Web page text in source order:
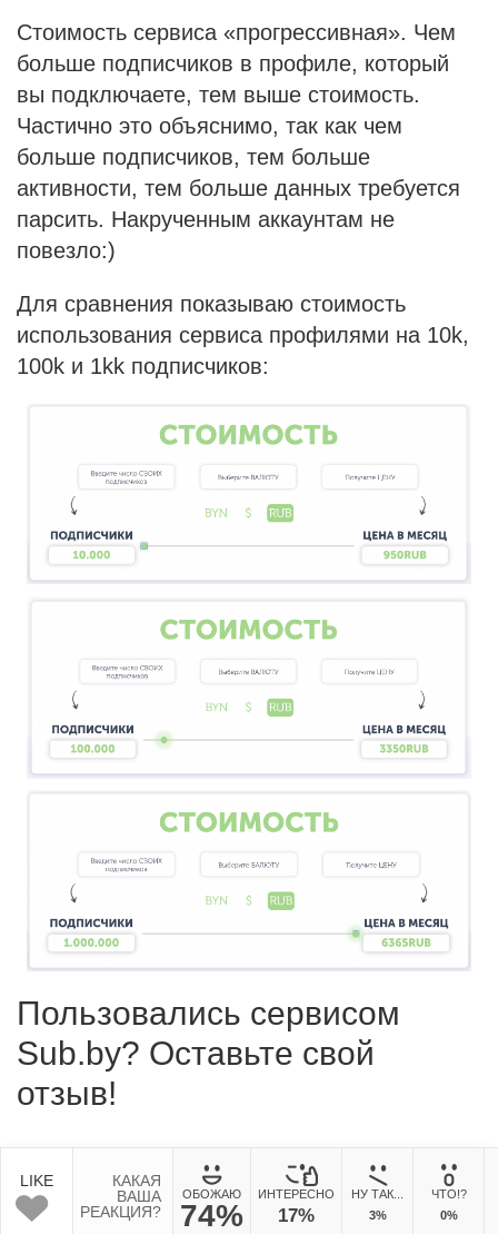
Стоимость сервиса «прогрессивная». Чем
больше подписчиков в профиле, который
вы подключаете, тем выше стоимость.
Частично это объяснимо, так как чем
больше подписчиков, тем больше
активности, тем больше данных требуется
парсить. Накрученным аккаунтам не
повезло:)
Для сравнения показываю стоимость
использования сервиса профилями на 10k,
100k и 1kk подписчиков:
Пользовались сервисом
Sub.by? Оставьте свой
отзыв!
LIKE
КАКАЯ
ВАША
РЕАКЦИЯ?
ОБОЖАЮ
74%
ИНТЕРЕСНО
17%
НУ ТАК...
3%
ЧТО!?
0%